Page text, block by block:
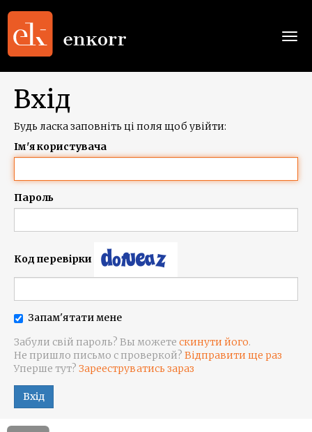
Вхід
Будь ласка заповніть ці поля щоб увійти:
Ім'я користувача
Пароль
Код перевірки
Запам'ятати мене
Забули свій пароль? Вы можете скинути його.
Не пришло письмо с проверкой? Відправити ще раз
Уперше тут? Зарееструватись зараз
Вхід